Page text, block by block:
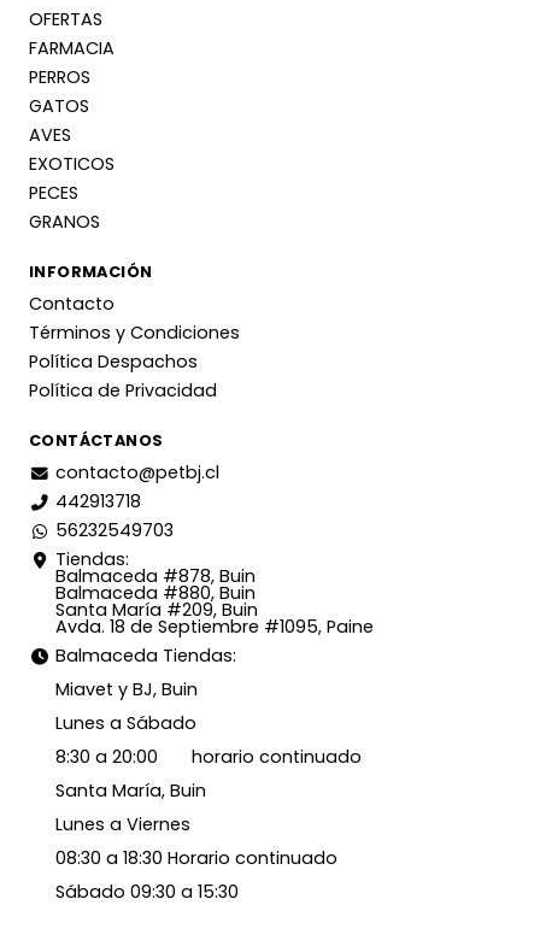
OFERTAS
FARMACIA
PERROS
GATOS
AVES
EXOTICOS
PECES
GRANOS
INFORMACIÓN
Contacto
Términos y Condiciones
Política Despachos
Política de Privacidad
CONTÁCTANOS
contacto@petbj.cl
442913718
56232549703
Tiendas:
Balmaceda #878, Buin
Balmaceda #880, Buin
Santa María #209, Buin
Avda. 18 de Septiembre #1095, Paine
Balmaceda Tiendas:
Miavet y BJ, Buin
Lunes a Sábado
8:30 a 20:00 horario continuado
Santa María, Buin
Lunes a Viernes
08:30 a 18:30 Horario continuado
Sábado 09:30 a 15:30